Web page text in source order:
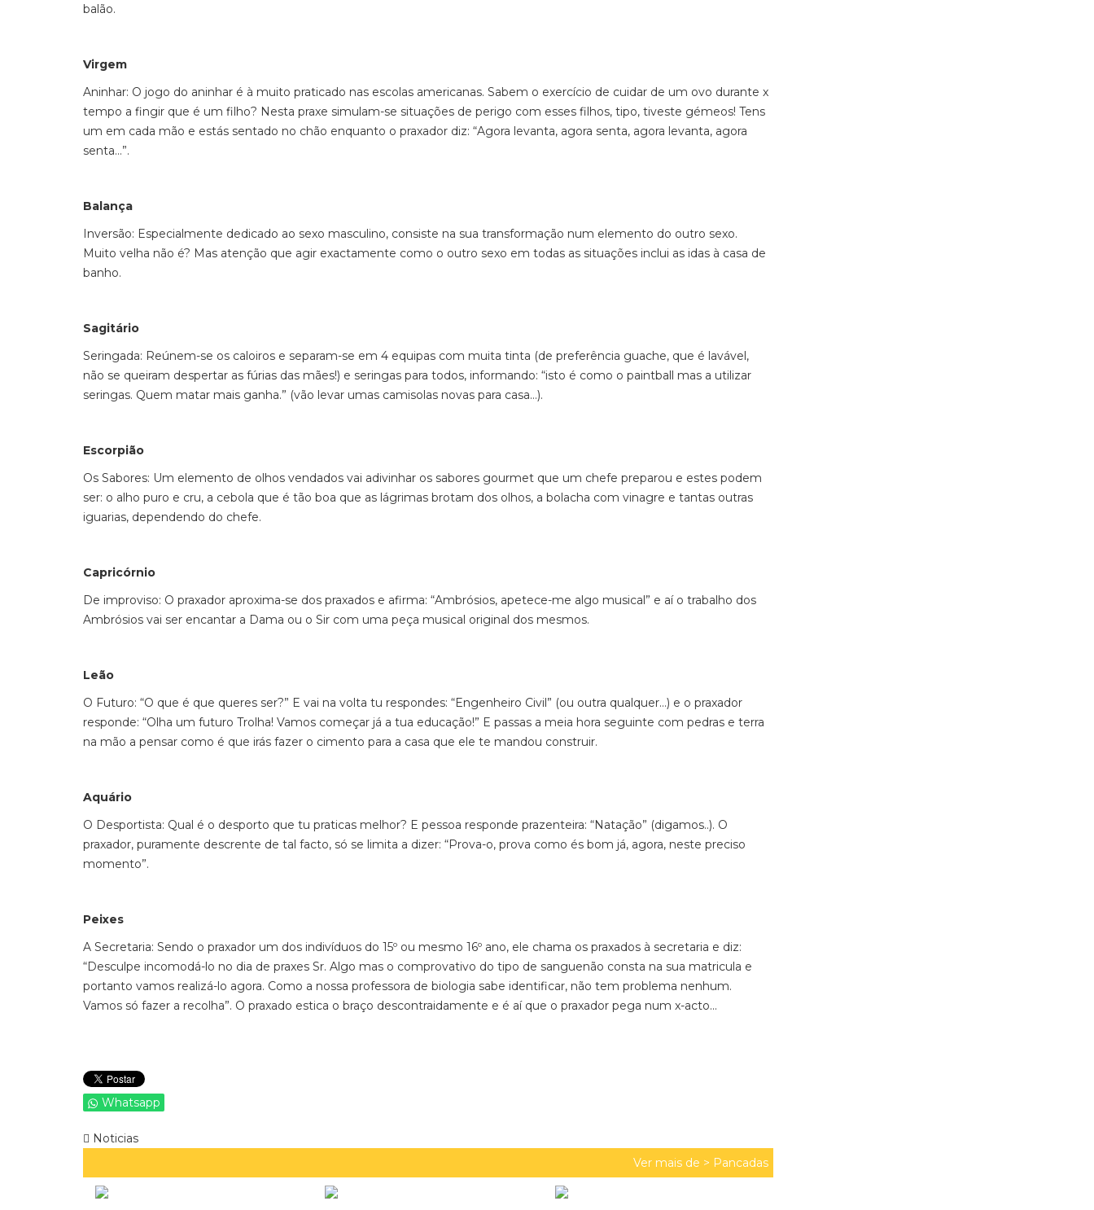
balão.
Virgem
Aninhar: O jogo do aninhar é à muito praticado nas escolas americanas. Sabem o exercício de cuidar de um ovo durante x
tempo a fingir que é um filho? Nesta praxe simulam-se situações de perigo com esses filhos, tipo, tiveste gémeos! Tens
um em cada mão e estás sentado no chão enquanto o praxador diz: “Agora levanta, agora senta, agora levanta, agora
senta…”.
Balança
Inversão: Especialmente dedicado ao sexo masculino, consiste na sua transformação num elemento do outro sexo.
Muito velha não é? Mas atenção que agir exactamente como o outro sexo em todas as situações inclui as idas à casa de
banho.
Sagitário
Seringada: Reúnem-se os caloiros e separam-se em 4 equipas com muita tinta (de preferência guache, que é lavável,
não se queiram despertar as fúrias das mães!) e seringas para todos, informando: “isto é como o paintball mas a utilizar
seringas. Quem matar mais ganha.” (vão levar umas camisolas novas para casa…).
Escorpião
Os Sabores: Um elemento de olhos vendados vai adivinhar os sabores gourmet que um chefe preparou e estes podem
ser: o alho puro e cru, a cebola que é tão boa que as lágrimas brotam dos olhos, a bolacha com vinagre e tantas outras
iguarias, dependendo do chefe.
Capricórnio
De improviso: O praxador aproxima-se dos praxados e afirma: “Ambrósios, apetece-me algo musical” e aí o trabalho dos
Ambrósios vai ser encantar a Dama ou o Sir com uma peça musical original dos mesmos.
Leão
O Futuro: “O que é que queres ser?” E vai na volta tu respondes: “Engenheiro Civil” (ou outra qualquer…) e o praxador
responde: “Olha um futuro Trolha! Vamos começar já a tua educação!” E passas a meia hora seguinte com pedras e terra
na mão a pensar como é que irás fazer o cimento para a casa que ele te mandou construir.
Aquário
O Desportista: Qual é o desporto que tu praticas melhor? E pessoa responde prazenteira: “Natação” (digamos..). O
praxador, puramente descrente de tal facto, só se limita a dizer: “Prova-o, prova como és bom já, agora, neste preciso
momento”.
Peixes
A Secretaria: Sendo o praxador um dos indivíduos do 15º ou mesmo 16º ano, ele chama os praxados à secretaria e diz:
“Desculpe incomodá-lo no dia de praxes Sr. Algo mas o comprovativo do tipo de sanguenão consta na sua matricula e
portanto vamos realizá-lo agora. Como a nossa professora de biologia sabe identificar, não tem problema nenhum.
Vamos só fazer a recolha”. O praxado estica o braço descontraidamente e é aí que o praxador pega num x-acto...
Whatsapp
Noticias
Ver mais de > Pancadas